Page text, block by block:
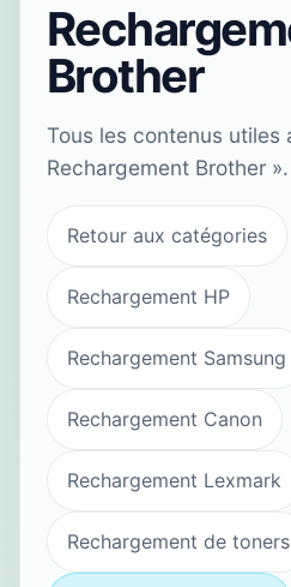
Brother
Tous les contenus utiles
Rechargement Brother ».
Retour aux catégories
Rechargement HP
Rechargement Samsung
Rechargement Canon
Rechargement Lexmark
Rechargement de toners